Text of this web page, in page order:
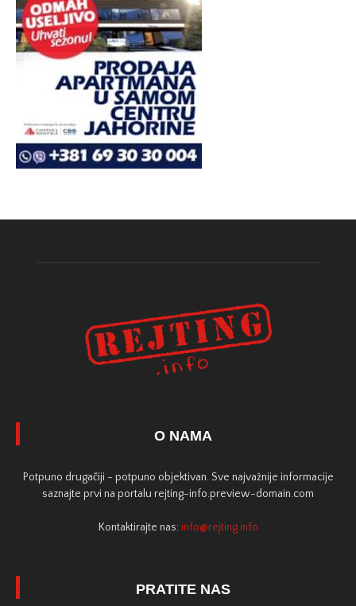
O NAMA
Potpuno drugačiji - potpuno objektivan. Sve najvažnije informacije
saznajte prvi na portalu rejting-info.preview-domain.com
Kontaktirajte nas: info@rejting.info
PRATITE NAS